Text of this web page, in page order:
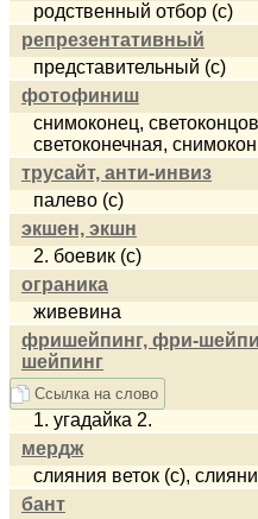
родственный отбор (с)
репрезентативный
представительный (с)
фотофиниш
снимоконец,
светоконечная,
трусайт, анти-инвиз
палево (с)
экшен, экшн
2. боевик (с)
ограника
живевина
фришейпинг, фри-
шейпинг
Ссылка на слово
1. угадайка 2.
мердж
слияния веток (с),
бант